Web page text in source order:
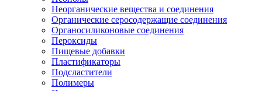
Неорганические вещества и соединения
Органические серосодержащие соединения
Органосиликоновые соединения
Пероксиды
Пищевые добавки
Пластификаторы
Подсластители
Полимеры